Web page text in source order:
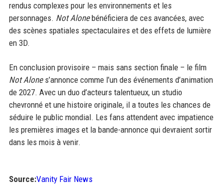
rendus complexes pour les environnements et les
personnages. Not Alonebénéficiera de ces avancées, avec
des scènes spatiales spectaculaires et des effets de lumière
en 3D.
En conclusion provisoire – mais sans section finale – le film
Not Alones’annonce comme l’un des événements d’animation
de 2027. Avec un duo d’acteurs talentueux, un studio
chevronné et une histoire originale, il a toutes les chances de
séduire le public mondial. Les fans attendent avec impatience
les premières images et la bande-annonce qui devraient sortir
dans les mois à venir.
Source:Vanity Fair News